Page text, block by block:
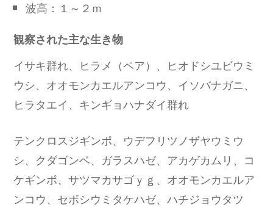
波高：１～２ｍ
観察された主な生き物
イサキ群れ、ヒラメ（ペア）、ヒオドシユビウミ
ウシ、オオモンカエルアンコウ、イソバナガニ、
ヒラタエイ、キンギョハナダイ群れ
テンクロスジギンポ、ウデフリツノザヤウミウ
シ、クダゴンベ、ガラスハゼ、アカゲカムリ、コ
ケギンポ、サツマカサゴｙｇ、オオモンカエルア
ンコウ、セボシウミタケハゼ、ハチジョウタツ